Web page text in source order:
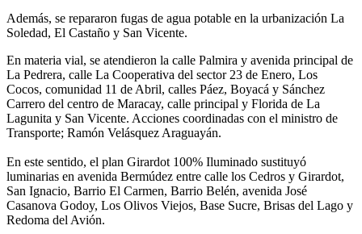
Además, se repararon fugas de agua potable en la urbanización La
Soledad, El Castaño y San Vicente.
En materia vial, se atendieron la calle Palmira y avenida principal de
La Pedrera, calle La Cooperativa del sector 23 de Enero, Los
Cocos, comunidad 11 de Abril, calles Páez, Boyacá y Sánchez
Carrero del centro de Maracay, calle principal y Florida de La
Lagunita y San Vicente. Acciones coordinadas con el ministro de
Transporte; Ramón Velásquez Araguayán.
En este sentido, el plan Girardot 100% Iluminado sustituyó
luminarias en avenida Bermúdez entre calle los Cedros y Girardot,
San Ignacio, Barrio El Carmen, Barrio Belén, avenida José
Casanova Godoy, Los Olivos Viejos, Base Sucre, Brisas del Lago y
Redoma del Avión.